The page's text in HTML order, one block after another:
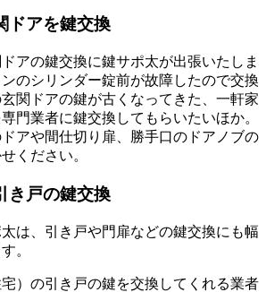
ドアを鍵交換
アの鍵交換に鍵サポ太が出張いたしま
のシリンダー錠前が故障したので交換
関ドアの鍵が古くなってきた、一軒家
門業者に鍵交換してもらいたいほか。
アや間仕切り扉、勝手口のドアノブの
ください。
き戸の鍵交換
は、引き戸や門扉などの鍵交換にも幅
。
）の引き戸の鍵を交換してくれる業者